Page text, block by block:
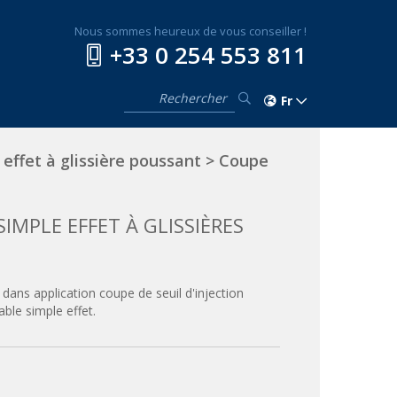
Nous sommes heureux de vous conseiller !
+33 0 254 553 811
Fr
à glissière poussant > Coupe
EFFET À GLISSIÈRES
application coupe de seuil d'injection
simple effet.